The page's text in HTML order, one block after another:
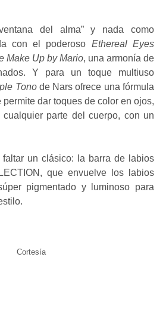
del alma” y nada como
con el poderoso Ethereal Eyes
Make Up by Mario, una armonía de
Y para un toque multiuso
Tonode Nars ofrece una fórmula
permite dar toques de color en ojos,
parte del cuerpo, con un
un clásico: la barra de labios
que envuelve los labios
pigmentado y luminoso para
Cortesía